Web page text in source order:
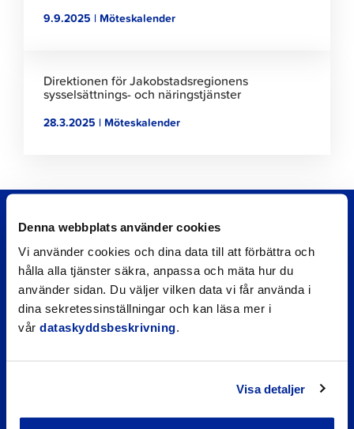
Denna webbplats använder cookies
Vi använder cookies och dina data till att förbättra och
hålla alla tjänster säkra, anpassa och mäta hur du
använder sidan. Du väljer vilken data vi får använda i
dina sekretessinställningar och kan läsa mer i
vår dataskyddsbeskrivning.
Visa detaljer
läsa9.9.2025 | Möteskalender
artikeln
Direktionen för Jakobstadsregionens
sysselsättnings- och näringstjänster
28.3.2025 | Möteskalender
Företagsregister